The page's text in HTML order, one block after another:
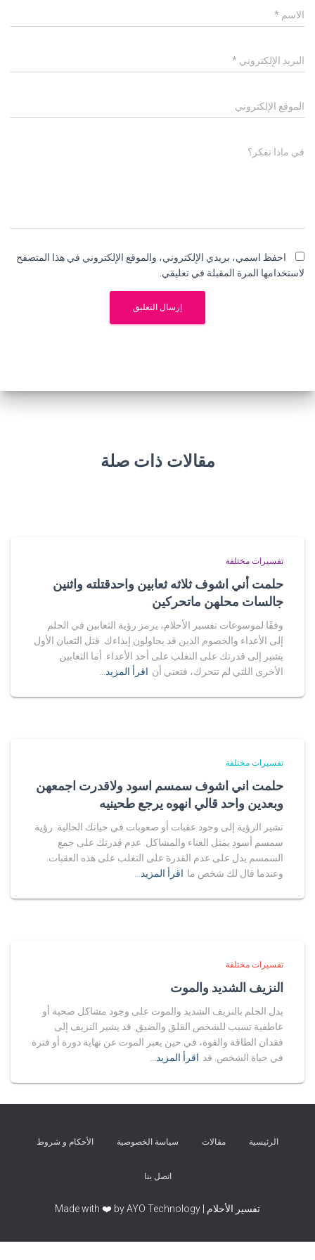
الاسم *
البريد الإلكتروني *
الموقع الإلكتروني
في ماذا تفكر؟
احفظ اسمي، بريدي الإلكتروني، والموقع الإلكتروني في هذا المتصفح
لاستخدامها المرة المقبلة في تعليقي.
مقالات ذات صلة
تفسيرات مختلفة
حلمت أني اشوف ثلاثه ثعابين واحدقتلته واثنين
جالسات محلهن ماتحركين
وفقًا لموسوعات تفسير الأحلام، يرمز رؤية الثعابين في الحلم
إلى الأعداء والخصوم الذين قد يحاولون إيذاءك. قتل الثعبان الأول
يشير إلى قدرتك على التغلب على أحد الأعداء. أما الثعابين
الأخرى اللتي لم تتحرك، فتعني أن اقرأ المزيد…
تفسيرات مختلفة
حلمت اني اشوف سمسم اسود ولاقدرت اجمعهن
وبعدين واحد قالي انهوه يرجع طحينيه
تشير الرؤية إلى وجود عقبات أو صعوبات في حياتك الحالية. رؤية
سمسم أسود يمثل العناء والمشاكل. عدم قدرتك على جمع
السمسم يدل على عدم القدرة على التغلب على هذه العقبات.
وعندما قال لك شخص ما اقرأ المزيد…
تفسيرات مختلفة
النزيف الشديد والموت
يدل الحلم بالنزيف الشديد والموت على وجود مشاكل صحية أو
عاطفية تسبب للشخص القلق والضيق. قد يشير النزيف إلى
فقدان الطاقة والقوة، في حين يعبر الموت عن نهاية دورة أو فترة
في حياة الشخص. قد اقرأ المزيد…
الرئيسية مقالات سياسة الخصوصية الأحكام و شروط
اتصل بنا
تفسير الأحلام | Made with ❤️ by AYO Technology